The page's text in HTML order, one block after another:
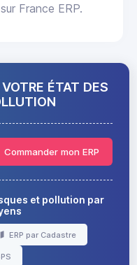
France ERP.
ÉTAT DES
Commander mon ERP
et pollution par
ERP par Cadastre